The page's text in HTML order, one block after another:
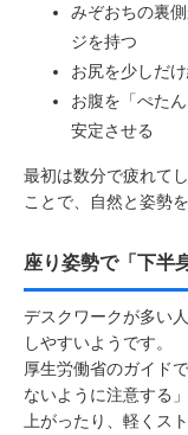
みぞおちの裏
ジを持つ
お尻を少しだ
お腹を「ぺた
安定させる
最初は数分で疲れて
ことで、自然と姿勢
座り姿勢で「下半
デスクワークが多い
しやすいようです。
厚生労働省のガイド
ないように注意する
上がったり、軽くス